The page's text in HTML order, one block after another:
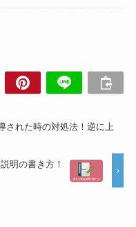
された時の対処法！逆に上
明の書き方！